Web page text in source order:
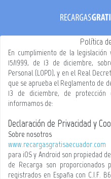
Política
En cumplimiento de la
15/1999, de 13 de diciembre,
Personal (LOPD), y en el Real
que se aprueba el Reglamento de
13 de diciembre, de
informamos de:
Declaración de Privacidad y
Sobre nosotros
www.recargasgratisaecuador.com
para iOS y Android son propiedad
de Recarga son proporcionados
registrados en España con C.I.F.